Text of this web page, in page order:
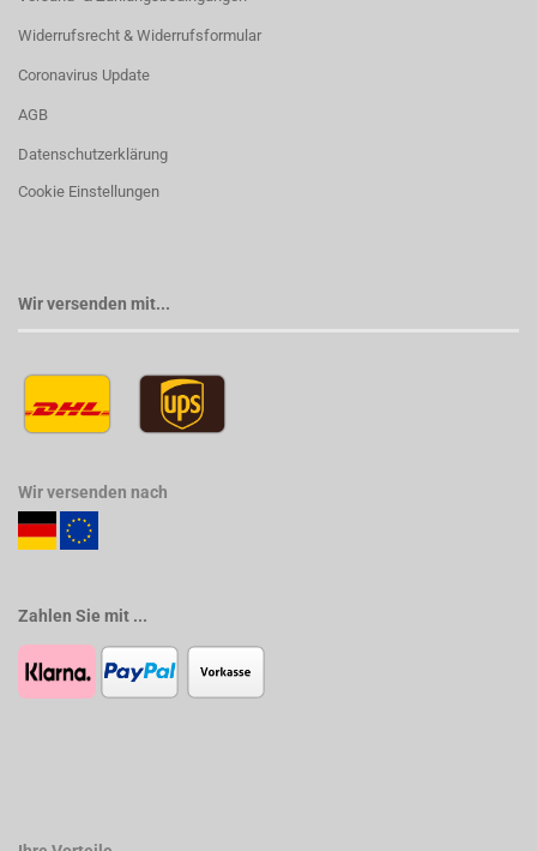
Widerrufsrecht & Widerrufsformular
Coronavirus Update
AGB
Datenschutzerklärung
Cookie Einstellungen
Wir versenden mit...
Wir versenden nach
Zahlen Sie mit ...